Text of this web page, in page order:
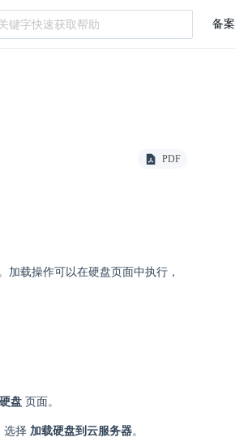
备案
PDF
载操作可以在硬盘页面中执行，
硬盘 页面。
选择 加载硬盘到云服务器。